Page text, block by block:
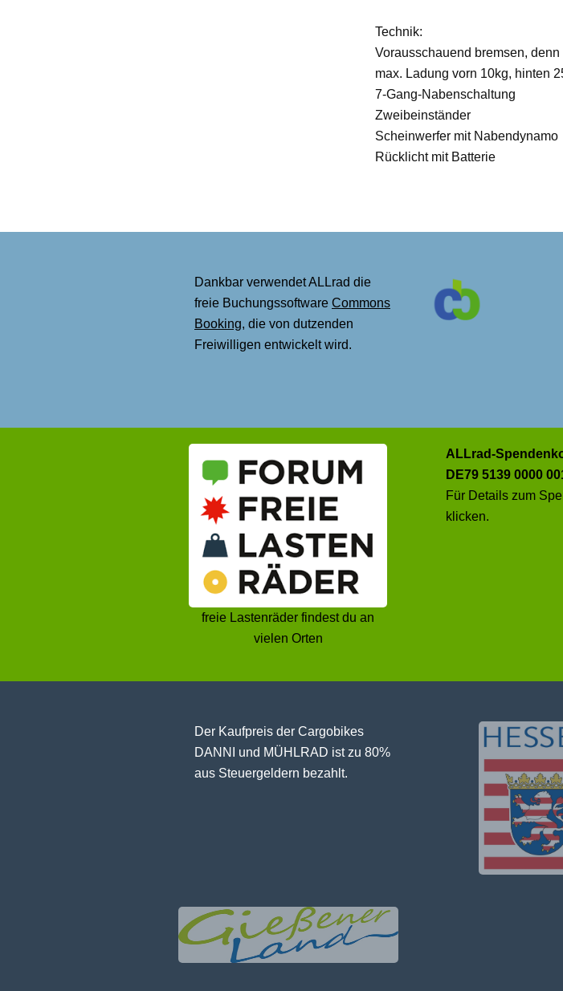
Technik:
Vorausschauend bremsen,
max. Ladung vorn 10kg, hinten
7-Gang-Nabenschaltung
Zweibeinständer
Scheinwerfer mit Nabendynamo
Rücklicht mit Batterie
Dankbar verwendet ALLrad die
freie Buchungssoftware Commons
Booking, die von dutzenden
Freiwilligen entwickelt wird.
freie Lastenräder findest du an
vielen Orten
ALLrad-
DE79 5139 0000
Für Details zum
klicken.
Der Kaufpreis der Cargobikes
DANNI und MÜHLRAD ist zu 80%
aus Steuergeldern bezahlt.